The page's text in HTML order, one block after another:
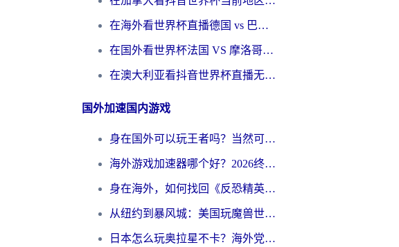
在海外看世界杯直播德国 vs 巴拉圭当前IP受限制？这篇指南帮你轻松解决地区限制
在国外看世界杯法国 VS 摩洛哥仅限中国大陆？别让地域限制拦下你的欢呼
在澳大利亚看抖音世界杯直播无法播放？海外党体育观赛终极指南来了！
国外加速国内游戏
身在国外可以玩王者吗？当然可以，但你需要这份“加速”指南
海外游戏加速器哪个好？2026终极指南帮你畅玩国服+解决卡顿难题
身在海外，如何找回《反恐精英：全球攻势》国服的丝滑手感？一份给你的终极指南
从纽约到暴风城：美国玩魔兽世界，如何找到你的最佳网络航线
日本怎么玩奥拉星不卡？海外党国服游戏加速器选择全攻略